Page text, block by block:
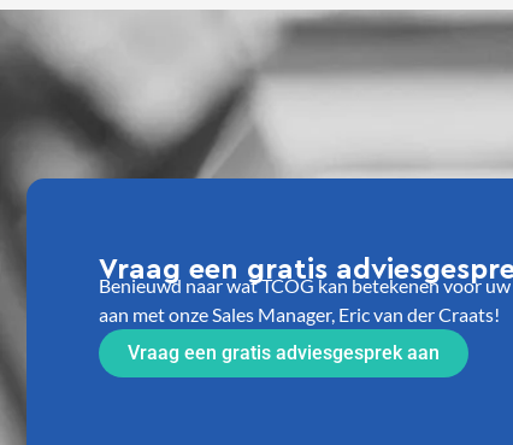
Vraag een gratis
Benieuwd naar wat TCOG kan betekenen voor
aan met onze Sales Manager, Eric van der Craats!
Vraag een gratis adviesgesprek aan